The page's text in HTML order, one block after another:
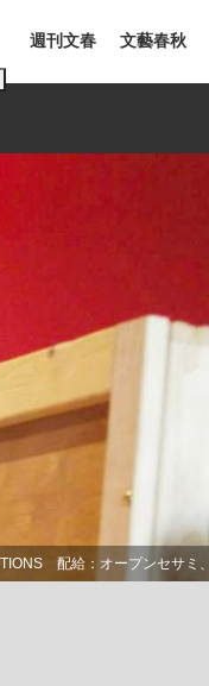
週刊文春 文藝春秋